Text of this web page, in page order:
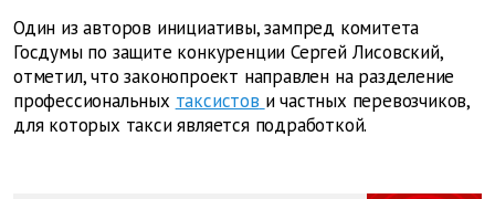
Один из авторов инициативы, зампред комитета
Госдумы по защите конкуренции Сергей Лисовский,
отметил, что законопроект направлен на разделение
профессиональных таксистов и частных перевозчиков,
для которых такси является подработкой.